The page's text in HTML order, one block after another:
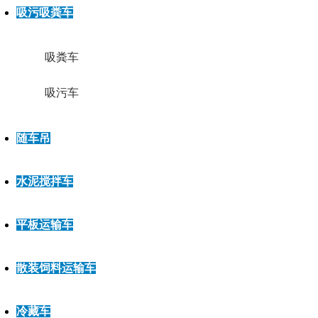
吸污吸粪车
吸粪车
吸污车
随车吊
水泥搅拌车
平板运输车
散装饲料运输车
冷藏车